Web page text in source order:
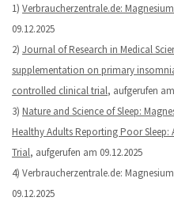
1) Verbraucherzentrale.de:
09.12.2025
2) Journal of Research in Medical
supplementation on primary
controlled clinical trial, aufgerufen
3) Nature and Science of Sleep:
Healthy Adults Reporting Poor
Trial, aufgerufen am 09.12.2025
4) Verbraucherzentrale.de:
09.12.2025